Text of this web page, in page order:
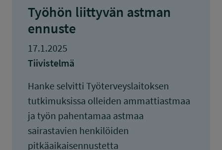
Työhön liittyvän astman
ennuste
17.1.2025
Tiivistelmä
Hanke selvitti Työterveyslaitoksen
tutkimuksissa olleiden ammattiastmaa
ja työn pahentamaa astmaa
sairastavien henkilöiden
pitkäaikaisennustetta